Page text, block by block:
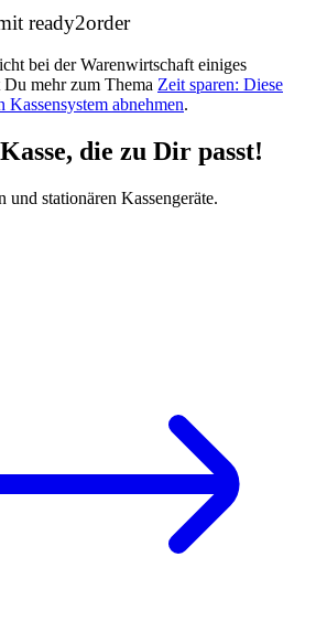
ready2order
bei der Warenwirtschaft einiges
mehr zum Thema Zeit sparen: Diese
abnehmen.
die zu Dir passt!
und stationären Kassengeräte.